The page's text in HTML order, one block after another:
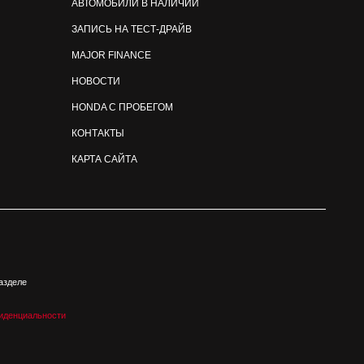
АВТОМОБИЛИ В НАЛИЧИИ
ЗАПИСЬ НА ТЕСТ-ДРАЙВ
MAJOR FINANCE
НОВОСТИ
HONDA С ПРОБЕГОМ
КОНТАКТЫ
КАРТА САЙТА